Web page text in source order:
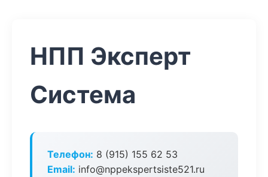
НПП Эксперт
Система
Телефон: 8 (915) 155 62 53
Email: info@nppekspertsiste521.ru